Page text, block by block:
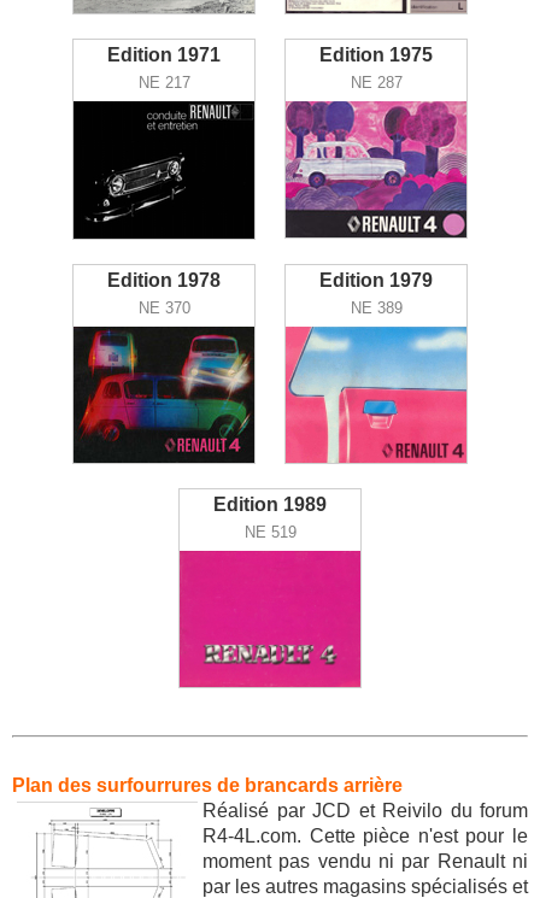
Edition 1971
NE 217
Edition 1975
NE 287
Edition 1978
NE 370
Edition 1979
NE 389
Edition 1989
NE 519
Plan des surfourrures de brancards arrière
Réalisé par JCD et Reivilo du forum
R4-4L.com. Cette pièce n'est pour le
moment pas vendu ni par Renault ni
par les autres magasins spécialisés et